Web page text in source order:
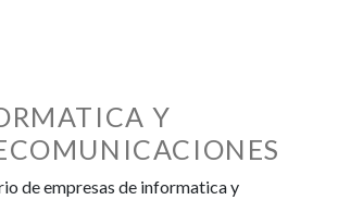
Y
de empresas de informatica y